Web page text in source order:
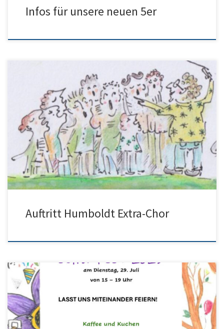
Infos für unsere neuen 5er
Am Sonntag, den 13. Juli 2025 ist der Humboldt Extra-Chor, der
Eltern-Lehrer-Freunde-Chor des Humboldt-Gymnasiums,
musikalisch zu erleben. Der Chor wirkt in Neu-Ulm in der Kirche St.
Albert um 18 Uhr bei der Gestaltung eines Gottesdienstes mit.
Dabei werden u.a. Werke von Johann Hermann Schein und Gabriel
Rheinberger zu hören sein. Die Kirche St. […]
Auftritt Humboldt Extra-Chor
Auch in diesem Schuljahr findet unser alljährliches Schulfest statt –